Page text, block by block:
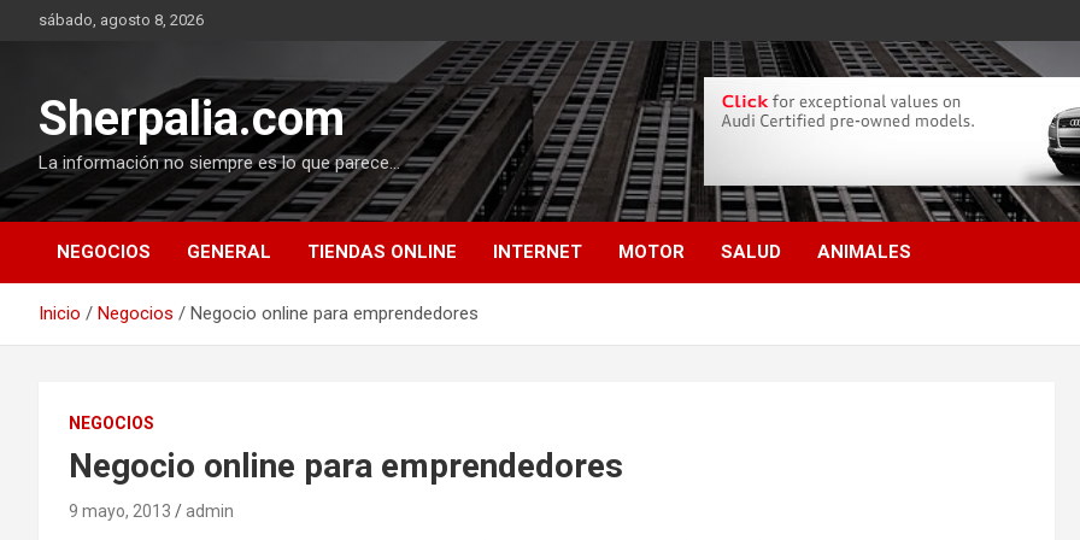
sábado, agosto 8, 2026
Sherpalia.com
La información no siempre es lo que parece…
NEGOCIOS GENERAL TIENDAS ONLINE INTERNET MOTOR SALUD ANIMALES
Inicio Negocios Negocio online para emprendedores
NEGOCIOS
Negocio online para emprendedores
9 mayo, 2013 admin